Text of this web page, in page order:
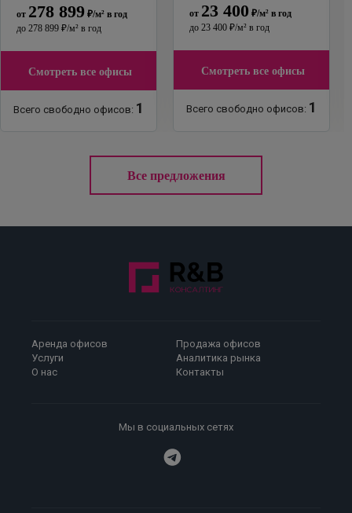
от 278 899 ₽/м² в год
до 278 899 ₽/м² в год
Смотреть все офисы
Всего свободно офисов: 1
от 23 400 ₽/м² в год
до 23 400 ₽/м² в год
Смотреть все офисы
Всего свободно офисов: 1
Все предложения
Аренда офисов
Продажа офисов
Услуги
Аналитика рынка
О нас
Контакты
Мы в социальных сетях